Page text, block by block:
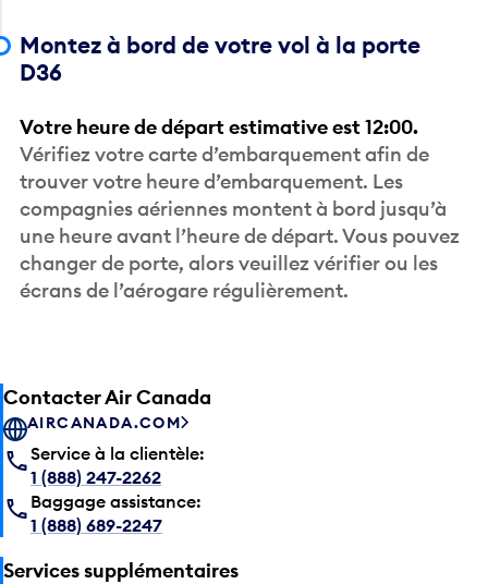
Montez à bord de votre vol à la porte
D36
Votre heure de départ estimative est 12:00.
Vérifiez votre carte d’embarquement afin de
trouver votre heure d’embarquement. Les
compagnies aériennes montent à bord jusqu’à
une heure avant l’heure de départ. Vous pouvez
changer de porte, alors veuillez vérifier ou les
écrans de l’aérogare régulièrement.
Contacter Air Canada
AIRCANADA.COM
Service à la clientèle:
1 (888) 247-2262
Baggage assistance:
1 (888) 689-2247
Services supplémentaires